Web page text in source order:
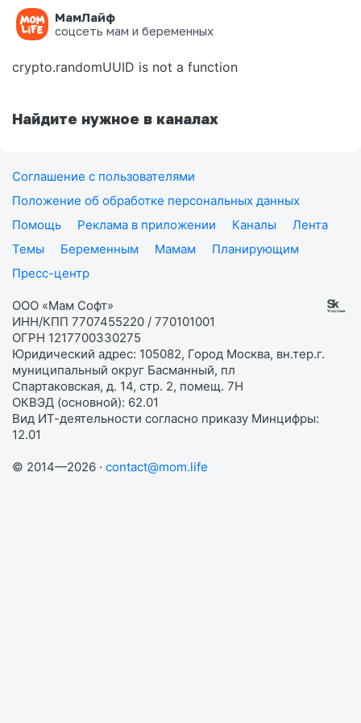
МамЛайф
соцсеть мам и беременных
Ошибка на странице
crypto.randomUUID is not a function
Найдите нужное в каналах
Соглашение с пользователями
Положение об обработке персональных данных
Помощь
Реклама в приложении Каналы
Лента
Темы
Беременным Мамам
Планирующим
Пресс-центр
ООО «Мам Софт»
ИНН/КПП 7707455220 / 770101001
ОГРН 1217700330275
Юридический адрес: 105082, Город Москва, вн.тер.г.
муниципальный округ Басманный, пл
Спартаковская, д. 14, стр. 2, помещ. 7Н
ОКВЭД (основной): 62.01
Вид ИТ-деятельности согласно приказу Минцифры:
12.01
© 2014—2026 · contact@mom.life